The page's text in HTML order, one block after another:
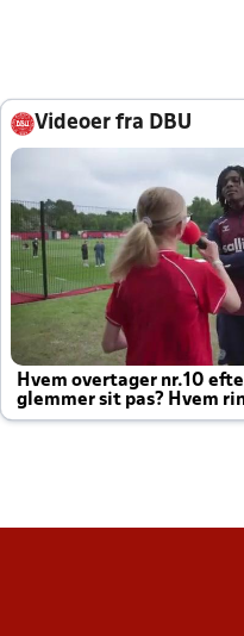
Videoer fra DBU
Hvem overtager nr.10
glemmer sit pas? Hvem
altid til efter kampe?